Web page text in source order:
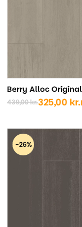
Berry Alloc
439,00kr.
Den
pris
var:
439,00 kr..
325,00 kr.
Den
pris
er:
325,00 kr..
-26%